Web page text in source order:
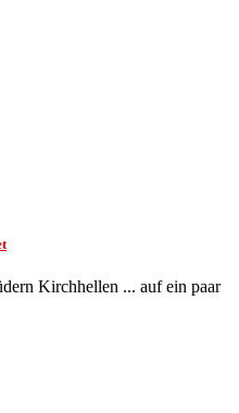
Kirchhellen ... auf ein paar